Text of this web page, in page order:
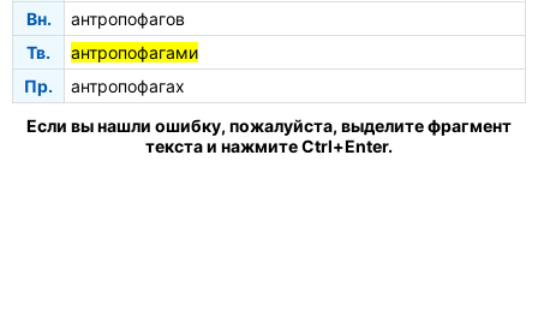
Вн.
антропофагов
Тв.
антропофагами
Пр.
антропофагах
Если вы нашли ошибку, пожалуйста, выделите фрагмент
текста и нажмите Ctrl+Enter.